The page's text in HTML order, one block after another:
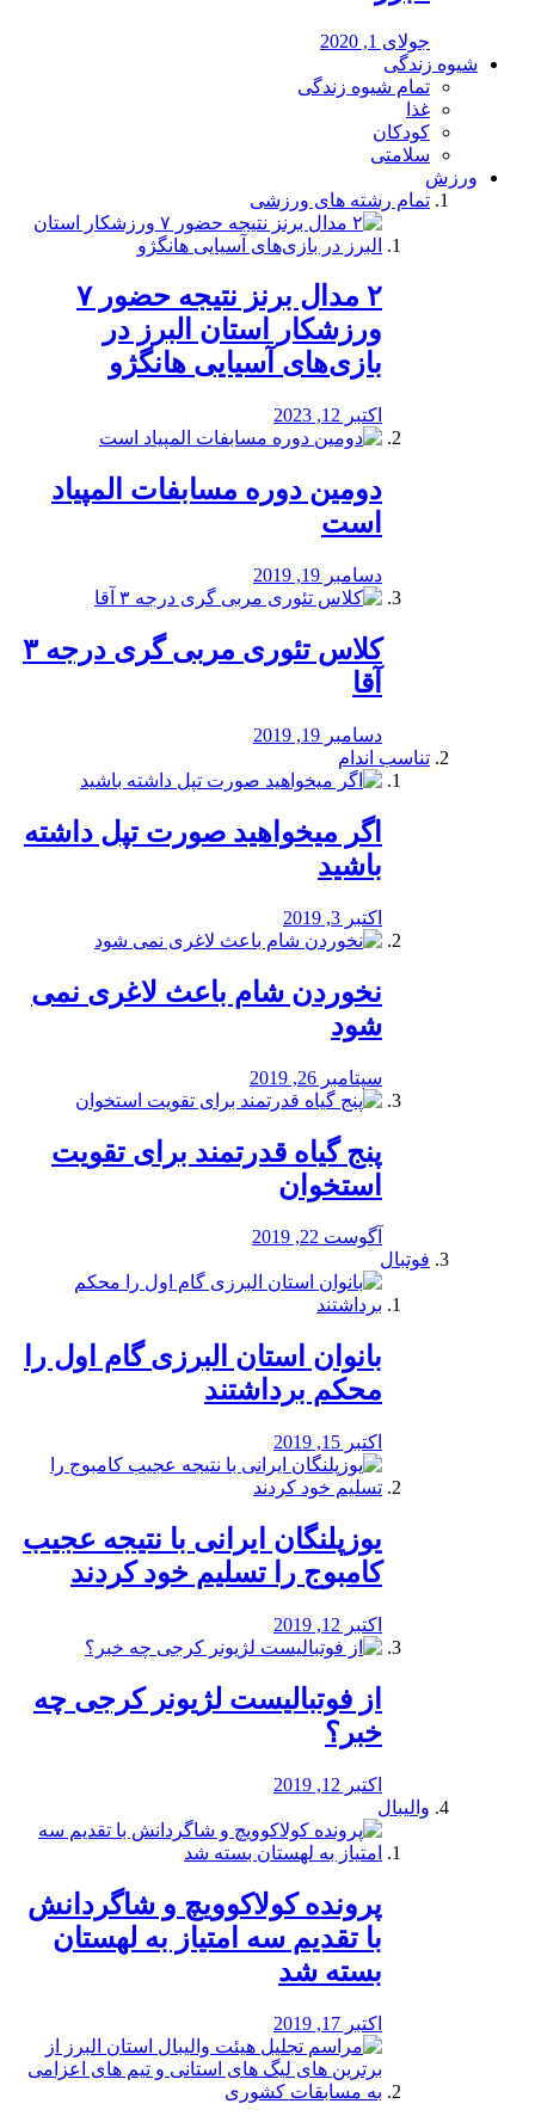
جولای 1, 2020
شیوه زندگی
تمام شیوه زندگی
غذا
کودکان
سلامتی
ورزش
تمام رشته های ورزشی
۲ مدال برنز نتیجه حضور ۷
ورزشکار استان البرز در
بازی‌های آسیایی هانگژو
اکتبر 12, 2023
دومین دوره مسابفات المپیاد
است
دسامبر 19, 2019
کلاس تئوری مربی گری درجه ۳
آقا
دسامبر 19, 2019
تناسب اندام
اگر میخواهید صورت تپل داشته
باشید
اکتبر 3, 2019
نخوردن شام باعث لاغری نمی
‌شود
سپتامبر 26, 2019
پنج گیاه قدرتمند برای تقویت
استخوان
آگوست 22, 2019
فوتبال
بانوان استان البرزی گام اول را
محكم برداشتند
اکتبر 15, 2019
یوزپلنگان ایرانی با نتیجه عجیب
کامبوج را تسلیم خود کردند
اکتبر 12, 2019
از فوتبالیست لژیونر کرجی چه
خبر؟
اکتبر 12, 2019
والیبال
پرونده کولاکوویچ و شاگردانش
با تقدیم سه امتیاز به لهستان
بسته شد
اکتبر 17, 2019